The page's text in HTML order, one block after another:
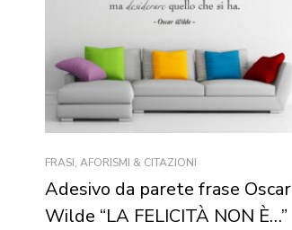
FRASI, AFORISMI & CITAZIONI
Adesivo da parete frase Oscar
Wilde “LA FELICITÀ NON È…”